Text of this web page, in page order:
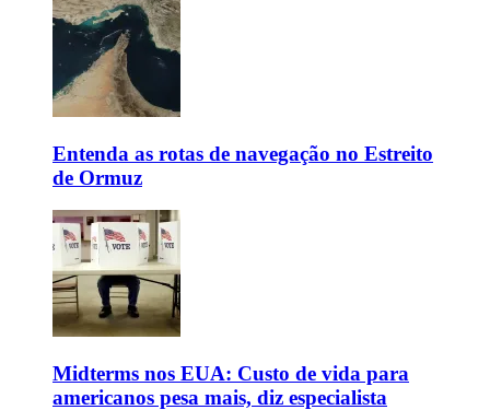
Entenda as rotas de navegação no Estreito
de Ormuz
Midterms nos EUA: Custo de vida para
americanos pesa mais, diz especialista